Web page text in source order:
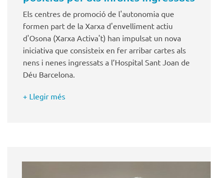
Els centres de promoció de l'autonomia que
formen part de la Xarxa d'envelliment actiu
d'Osona (Xarxa Activa't) han impulsat un nova
iniciativa que consisteix en fer arribar cartes als
nens i nenes ingressats a l’Hospital Sant Joan de
Déu Barcelona.
+ Llegir més